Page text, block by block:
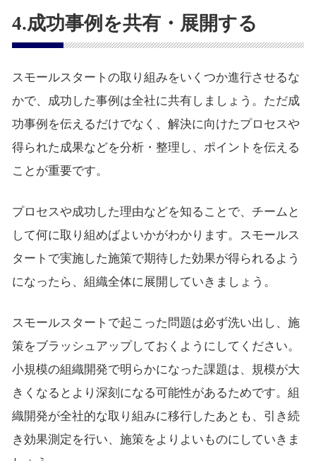
4.成功事例を共有・展開する
スモールスタートの取り組みをいくつか進行させるな
かで、成功した事例は全社に共有しましょう。ただ成
功事例を伝えるだけでなく、解決に向けたプロセスや
得られた成果などを分析・整理し、ポイントを伝える
ことが重要です。
プロセスや成功した理由などを知ることで、チームと
して何に取り組めばよいかがわかります。スモールス
タートで実施した施策で期待した効果が得られるよう
になったら、組織全体に展開していきましょう。
スモールスタートで起こった問題は必ず洗い出し、施
策をブラッシュアップしておくようにしてください。
小規模の組織開発で明らかになった課題は、規模が大
きくなるとより深刻になる可能性があるためです。組
織開発が全社的な取り組みに移行したあとも、引き続
き効果測定を行い、施策をよりよいものにしていきま